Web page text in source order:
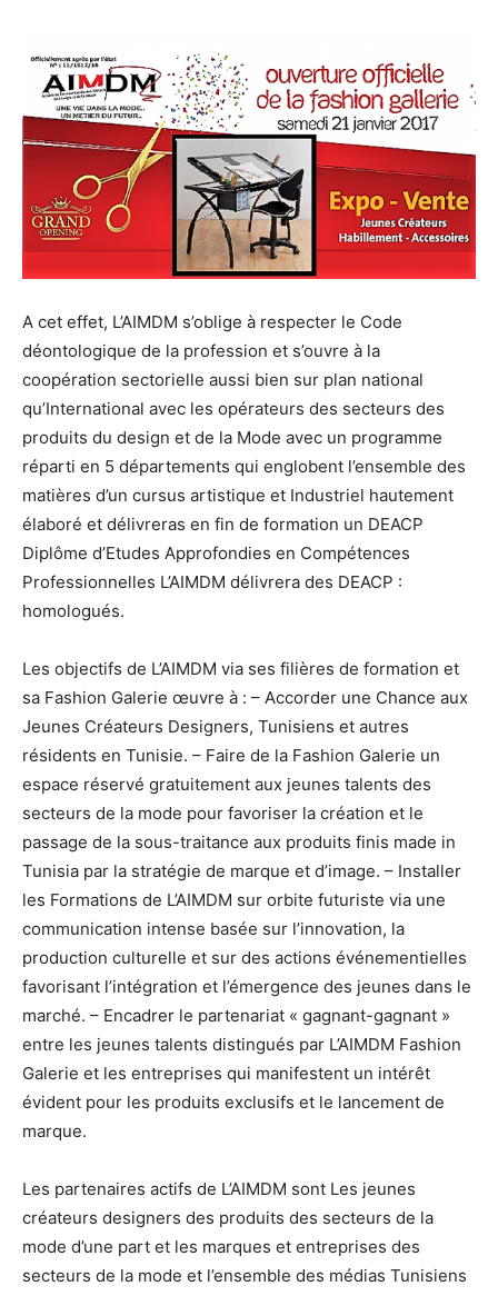
A cet effet, L’AIMDM s’oblige à respecter le Code
déontologique de la profession et s’ouvre à la
coopération sectorielle aussi bien sur plan national
qu’International avec les opérateurs des secteurs des
produits du design et de la Mode avec un programme
réparti en 5 départements qui englobent l’ensemble des
matières d’un cursus artistique et Industriel hautement
élaboré et délivreras en fin de formation un DEACP
Diplôme d’Etudes Approfondies en Compétences
Professionnelles L’AIMDM délivrera des DEACP :
homologués.
Les objectifs de L’AIMDM via ses filières de formation et
sa Fashion Galerie œuvre à : – Accorder une Chance aux
Jeunes Créateurs Designers, Tunisiens et autres
résidents en Tunisie. – Faire de la Fashion Galerie un
espace réservé gratuitement aux jeunes talents des
secteurs de la mode pour favoriser la création et le
passage de la sous-traitance aux produits finis made in
Tunisia par la stratégie de marque et d’image. – Installer
les Formations de L’AIMDM sur orbite futuriste via une
communication intense basée sur l’innovation, la
production culturelle et sur des actions événementielles
favorisant l’intégration et l’émergence des jeunes dans le
marché. – Encadrer le partenariat « gagnant-gagnant »
entre les jeunes talents distingués par L’AIMDM Fashion
Galerie et les entreprises qui manifestent un intérêt
évident pour les produits exclusifs et le lancement de
marque.
Les partenaires actifs de L’AIMDM sont Les jeunes
créateurs designers des produits des secteurs de la
mode d’une part et les marques et entreprises des
secteurs de la mode et l’ensemble des médias Tunisiens